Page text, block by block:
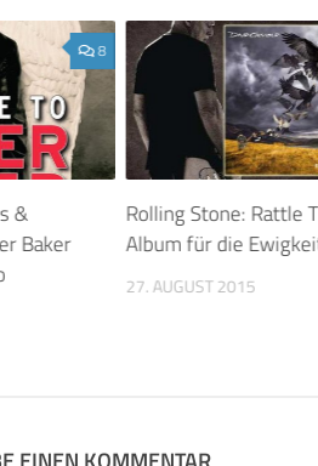
Rolling Stone: Rattle
Album für die
27. AUGUST 2015
8
&
Baker